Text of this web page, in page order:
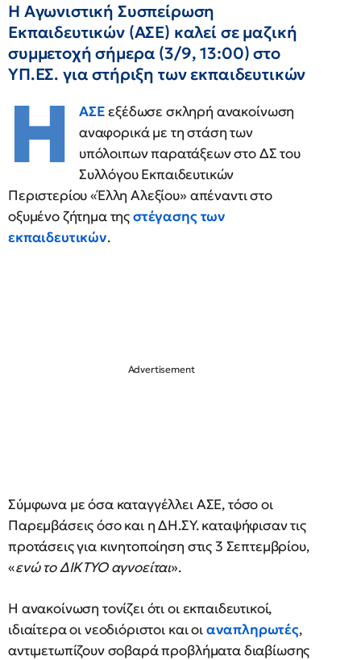
Η Αγωνιστική Συσπείρωση
Εκπαιδευτικών (ΑΣΕ) καλεί σε μαζική
συμμετοχή σήμερα (3/9, 13:00) στο
ΥΠ.ΕΣ. για στήριξη των εκπαιδευτικών
Η ΑΣΕεξέδωσε σκληρή ανακοίνωση
αναφορικά με τη στάση των
υπόλοιπων παρατάξεων στο ΔΣ του
Συλλόγου Εκπαιδευτικών
Περιστερίου «Έλλη Αλεξίου» απέναντι στο
οξυμένο ζήτημα τηςστέγασης των
εκπαιδευτικών.
Σύμφωνα με όσα καταγγέλλει ΑΣΕ, τόσο οι
Παρεμβάσεις όσο και η ΔΗ.ΣΥ. καταψήφισαν τις
προτάσεις για κινητοποίηση στις 3 Σεπτεμβρίου,
«ενώ το ΔΙΚΤΥΟ αγνοείται».
Η ανακοίνωση τονίζει ότι οι εκπαιδευτικοί,
ιδιαίτερα οι νεοδιόριστοι και οιαναπληρωτές,
αντιμετωπίζουν σοβαρά προβλήματα διαβίωσης